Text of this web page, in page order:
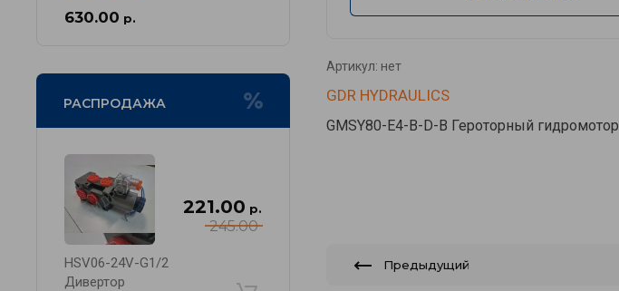
630.00 р.
РАСПРОДАЖА
245.00
221.00 р.
HSV06-24V-G1/2
Дивертор
Артикул: нет
GDR HYDRAULICS
GMSY80-E4-B-D-B Героторный гидромотор
Предыдущий